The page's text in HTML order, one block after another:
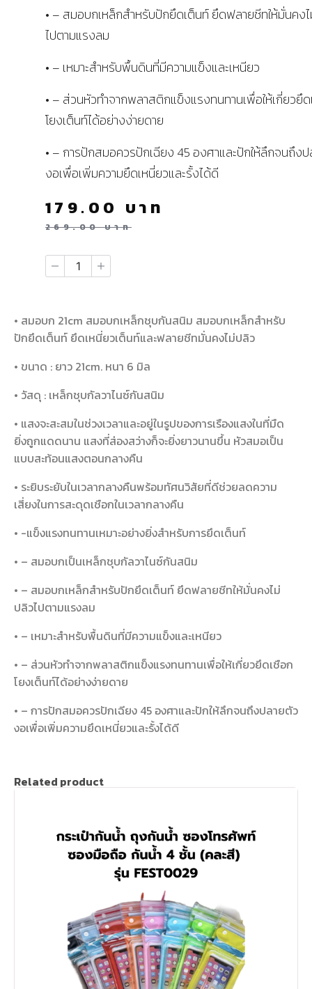
• – สมอบกเหล็กสำหรับปักยึดเต็นท์ ยึดฟลายชีทให้มั่นคง
ไปตามแรงลม
• – เหมาะสำหรับพื้นดินที่มีความแข็งและเหนียว
• – ส่วนหัวทำจากพลาสติกแข็งแรงทนทานเพื่อให้เกี่ยวยึ
โยงเต็นท์ได้อย่างง่ายดาย
• – การปักสมอควรปักเฉียง 45 องศาและปักให้ลึกจนถึง
งอเพื่อเพิ่มความยึดเหนี่ยวและรั้งได้ดี
269.00บาท
179.00 บาท
• สมอบก 21cm สมอบกเหล็กชุบกันสนิม สมอบกเหล็กสำหรับ
ปักยึดเต็นท์ ยึดเหนี่ยวเต็นท์และฟลายชีทมั่นคงไม่ปลิว
• ขนาด : ยาว 21cm. หนา 6 มิล
• วัสดุ : เหล็กชุบกัลวาไนซ์กันสนิม
• แสงจะสะสมในช่วงเวลาและอยู่ในรูปของการเรืองแสงในที่มืด
ยิ่งถูกแดดนาน แสงที่ส่องสว่างก็จะยิ่งยาวนานขึ้น หัวสมอเป็น
แบบสะท้อนแสงตอนกลางคืน
• ระยิบระยับในเวลากลางคืนพร้อมทัศนวิสัยที่ดีช่วยลดความ
เสี่ยงในการสะดุดเชือกในเวลากลางคืน
• -แข็งแรงทนทานเหมาะอย่างยิ่งสำหรับการยึดเต็นท์
• – สมอบกเป็นเหล็กชุบกัลวาไนซ์กันสนิม
• – สมอบกเหล็กสำหรับปักยึดเต็นท์ ยึดฟลายชีทให้มั่นคงไม่
ปลิวไปตามแรงลม
• – เหมาะสำหรับพื้นดินที่มีความแข็งและเหนียว
• – ส่วนหัวทำจากพลาสติกแข็งแรงทนทานเพื่อให้เกี่ยวยึดเชือก
โยงเต็นท์ได้อย่างง่ายดาย
• – การปักสมอควรปักเฉียง 45 องศาและปักให้ลึกจนถึงปลายตัว
งอเพื่อเพิ่มความยึดเหนี่ยวและรั้งได้ดี
Related product